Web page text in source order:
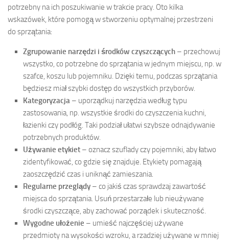
potrzebny na ich poszukiwanie w trakcie pracy. Oto kilka
wskazówek, które pomogą w stworzeniu optymalnej przestrzeni
do sprzątania:
Zgrupowanie narzędzi i środków czyszczących – przechowuj
wszystko, co potrzebne do sprzątania w jednym miejscu, np. w
szafce, koszu lub pojemniku. Dzięki temu, podczas sprzątania
będziesz miał szybki dostęp do wszystkich przyborów.
Kategoryzacja – uporządkuj narzędzia według typu
zastosowania, np. wszystkie środki do czyszczenia kuchni,
łazienki czy podłóg. Taki podział ułatwi szybsze odnajdywanie
potrzebnych produktów.
Używanie etykiet – oznacz szuflady czy pojemniki, aby łatwo
zidentyfikować, co gdzie się znajduje. Etykiety pomagają
zaoszczędzić czas i uniknąć zamieszania.
Regularne przeglądy – co jakiś czas sprawdzaj zawartość
miejsca do sprzątania. Usuń przestarzałe lub nieużywane
środki czyszczące, aby zachować porządek i skuteczność.
Wygodne ułożenie – umieść najczęściej używane
przedmioty na wysokości wzroku, a rzadziej używane w mniej